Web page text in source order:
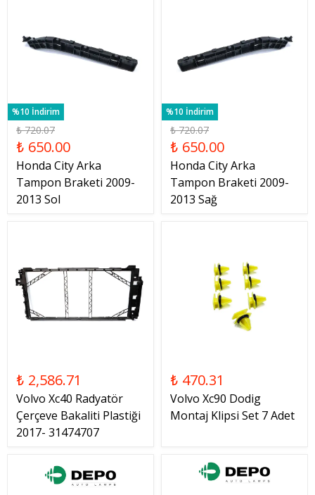
%10 İndirim
₺ 720.07
₺ 650.00
Honda City Arka
Tampon Braketi 2009-
2013 Sol
%10 İndirim
₺ 720.07
₺ 650.00
Honda City Arka
Tampon Braketi 2009-
2013 Sağ
₺ 2,586.71
Volvo Xc40 Radyatör
Çerçeve Bakaliti Plastiği
2017- 31474707
₺ 470.31
Volvo Xc90 Dodig
Montaj Klipsi Set 7 Adet